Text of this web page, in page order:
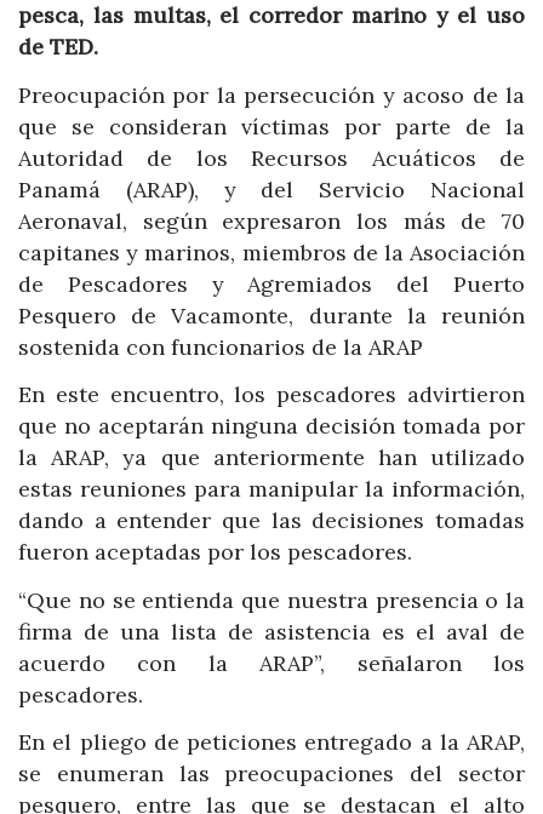
pesca, las multas, el corredor marino y el uso
de TED.
Preocupación por la persecución y acoso de la
que se consideran víctimas por parte de la
Autoridad de los Recursos Acuáticos de
Panamá (ARAP), y del Servicio Nacional
Aeronaval, según expresaron los más de 70
capitanes y marinos, miembros de la Asociación
de Pescadores y Agremiados del Puerto
Pesquero de Vacamonte, durante la reunión
sostenida con funcionarios de la ARAP
En este encuentro, los pescadores advirtieron
que no aceptarán ninguna decisión tomada por
la ARAP, ya que anteriormente han utilizado
estas reuniones para manipular la información,
dando a entender que las decisiones tomadas
fueron aceptadas por los pescadores.
“Que no se entienda que nuestra presencia o la
firma de una lista de asistencia es el aval de
acuerdo con la ARAP”, señalaron los
pescadores.
En el pliego de peticiones entregado a la ARAP,
se enumeran las preocupaciones del sector
pesquero, entre las que se destacan el alto